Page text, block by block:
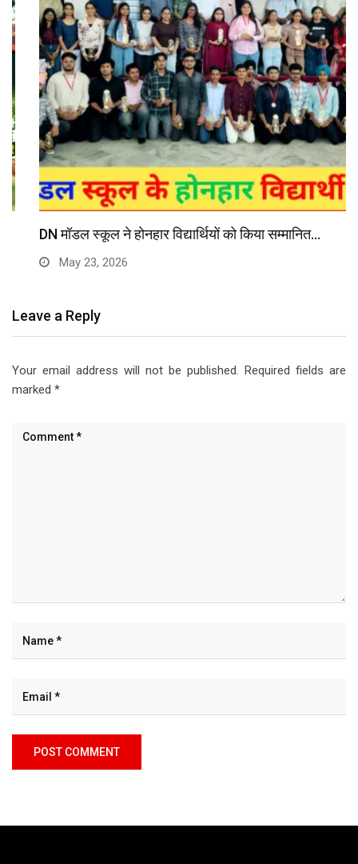
DN मॉडल स्कूल ने होनहार विद्यार्थियों को किया सम्मानित…
May 23, 2026
Leave a Reply
Your email address will not be published. Required fields are
marked *